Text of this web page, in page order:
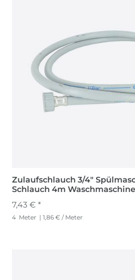
Zulaufschlauch 3/4"
Schlauch 4m Waschmaschine
7,43 € *
4 Meter | 1,86 € / Meter